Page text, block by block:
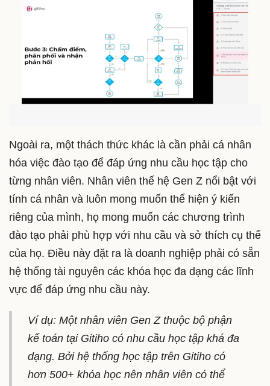
Ngoài ra, một thách thức khác là cần phải cá nhân
hóa việc đào tạo để đáp ứng nhu cầu học tập cho
từng nhân viên. Nhân viên thế hệ Gen Z nổi bật với
tính cá nhân và luôn mong muốn thể hiện ý kiến
riêng của mình, họ mong muốn các chương trình
đào tạo phải phù hợp với nhu cầu và sở thích cụ thể
của họ. Điều này đặt ra là doanh nghiệp phải có sẵn
hệ thống tài nguyên các khóa học đa dạng các lĩnh
vực để đáp ứng nhu cầu này.
Ví dụ: Một nhân viên Gen Z thuộc bộ phận
kế toán tại Gitiho có nhu cầu học tập khá đa
dạng. Bởi hệ thống học tập trên Gitiho có
hơn 500+ khóa học nên nhân viên có thể